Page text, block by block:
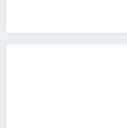
Görüş ve önerileriniz için teşekkür